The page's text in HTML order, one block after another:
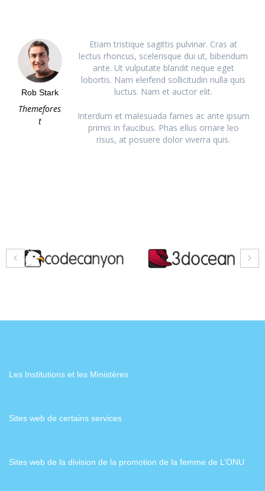
Rob Stark
Themefores
t
Etiam tristique sagittis pulvinar. Cras at
lectus rhoncus, scelerisque dui ut, bibendum
ante. Ut vulputate blandit neque eget
lobortis. Nam eleifend sollicitudin nulla quis
luctus. Nam et auctor elit.
Interdum et malesuada fames ac ante ipsum
primis in faucibus. Phas ellus ornare leo
risus, at posuere dolor viverra quis.
Les Institutions et les Ministères
Sites web de certains services
Sites web de la division de la promotion de la femme de L’ONU